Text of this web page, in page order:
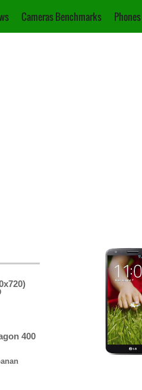
Cameras Benchmarks Phones
400